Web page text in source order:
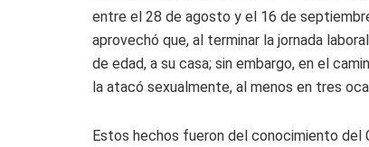
entre el 28 de agosto y el 16 de
aprovechó que, al terminar la jornada
de edad, a su casa; sin embargo, en el
la atacó sexualmente, al menos en tres
Estos hechos fueron del conocimiento del